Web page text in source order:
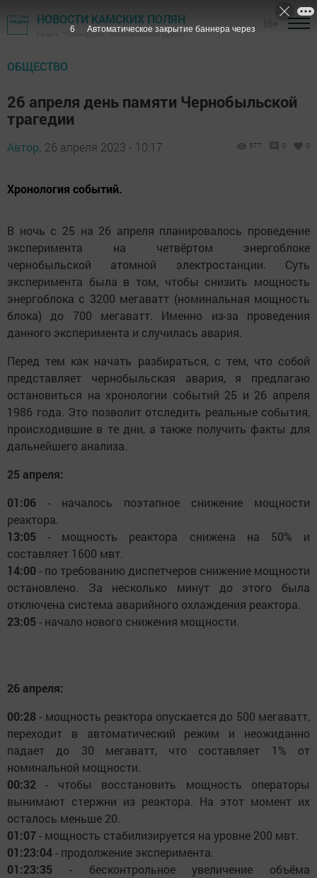
НОВОСТИ КАМСКИХ ПОЛЯН
Газета "Посинформ" - Нижнекамский район
ОБЩЕСТВО
26 апреля день памяти Чернобыльской
трагедии
Автор, 26 апреля 2023 - 10:17 577 0 0
Хронология событий.
В ночь с 25 на 26 апреля планировалось проведение
эксперимента на четвёртом энергоблоке
чернобыльской атомной электростанции. Суть
эксперимента была в том, чтобы снизить мощность
энергоблока с 3200 мегаватт (номинальная мощность
блока) до 700 мегаватт. Именно из-за проведения
данного эксперимента и случилась авария.
Перед тем как начать разбираться, с тем, что собой
представляет чернобыльская авария, я предлагаю
остановиться на хронологии событий 25 и 26 апреля
1986 года. Это позволит отследить реальные события,
происходившие в те дни, а также получить факты для
дальнейшего анализа.
25 апреля:
01:06 - началось поэтапное снижение мощности
реактора.
13:05 - мощность реактора снижена на 50% и
составляет 1600 мвт.
14:00- по требованию диспетчеров снижение мощности
остановлено. За несколько минут до этого была
отключена система аварийного охлаждения реактора.
23:05 - начало нового снижения мощности.
26 апреля:
00:28- мощность реактора опускается до 500 мегаватт,
переходит в автоматический режим и неожиданно
падает до 30 мегаватт, что составляет 1% от
номинальной мощности.
00:32 - чтобы восстановить мощность операторы
вынимают стержни из реактора. На этот момент их
осталось меньше 20.
01:07- мощность стабилизируется на уровне 200 мвт.
01:23:04- продолжение эксперимента.
01:23:35 - бесконтрольное увеличение объёма
4 Автоматическое закрытие баннера через